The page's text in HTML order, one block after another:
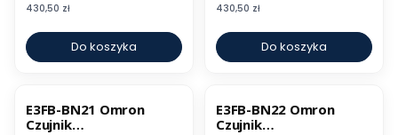
Cena
430,50 zł
Do koszyka
Cena
430,50 zł
Do koszyka
E3FB-BN21 Omron
Czujnik
E3FB-BN22 Omron
Czujnik